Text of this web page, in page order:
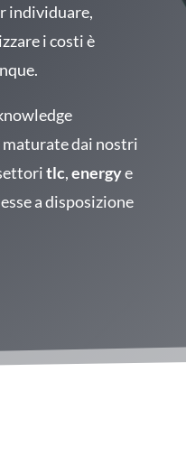
individuare,
i costi è
maturate dai nostri
tlc,energye
a disposizione